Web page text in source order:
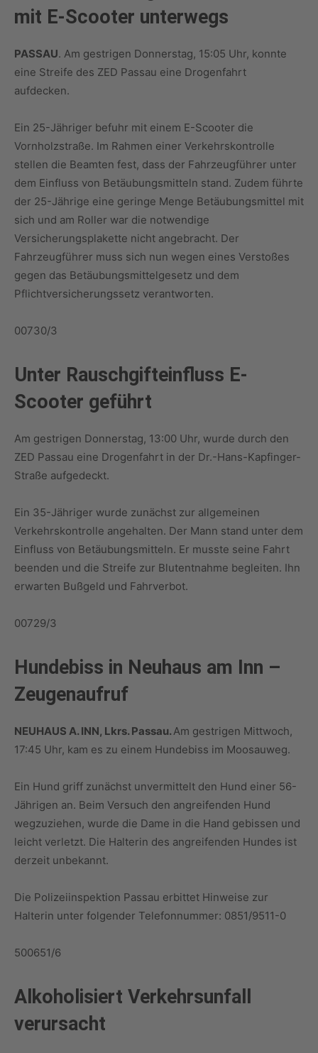
mit E-Scooter unterwegs
PASSAU. Am gestrigen Donnerstag, 15:05 Uhr, konnte
eine Streife des ZED Passau eine Drogenfahrt
aufdecken.
Ein 25-Jähriger befuhr mit einem E-Scooter die
Vornholzstraße. Im Rahmen einer Verkehrskontrolle
stellen die Beamten fest, dass der Fahrzeugführer unter
dem Einfluss von Betäubungsmitteln stand. Zudem führte
der 25-Jährige eine geringe Menge Betäubungsmittel mit
sich und am Roller war die notwendige
Versicherungsplakette nicht angebracht. Der
Fahrzeugführer muss sich nun wegen eines Verstoßes
gegen das Betäubungsmittelgesetz und dem
Pflichtversicherungssetz verantworten.
00730/3
Unter Rauschgifteinfluss E-
Scooter geführt
Am gestrigen Donnerstag, 13:00 Uhr, wurde durch den
ZED Passau eine Drogenfahrt in der Dr.-Hans-Kapfinger-
Straße aufgedeckt.
Ein 35-Jähriger wurde zunächst zur allgemeinen
Verkehrskontrolle angehalten. Der Mann stand unter dem
Einfluss von Betäubungsmitteln. Er musste seine Fahrt
beenden und die Streife zur Blutentnahme begleiten. Ihn
erwarten Bußgeld und Fahrverbot.
00729/3
Hundebiss in Neuhaus am Inn –
Zeugenaufruf
NEUHAUS A. INN, Lkrs. Passau.Am gestrigen Mittwoch,
17:45 Uhr, kam es zu einem Hundebiss im Moosauweg.
Ein Hund griff zunächst unvermittelt den Hund einer 56-
Jährigen an. Beim Versuch den angreifenden Hund
wegzuziehen, wurde die Dame in die Hand gebissen und
leicht verletzt. Die Halterin des angreifenden Hundes ist
derzeit unbekannt.
Die Polizeiinspektion Passau erbittet Hinweise zur
Halterin unter folgender Telefonnummer: 0851/9511-0
500651/6
Alkoholisiert Verkehrsunfall
verursacht